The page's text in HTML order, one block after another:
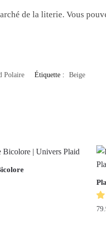
de la literie. Vous
Polaire Étiquette : Beige